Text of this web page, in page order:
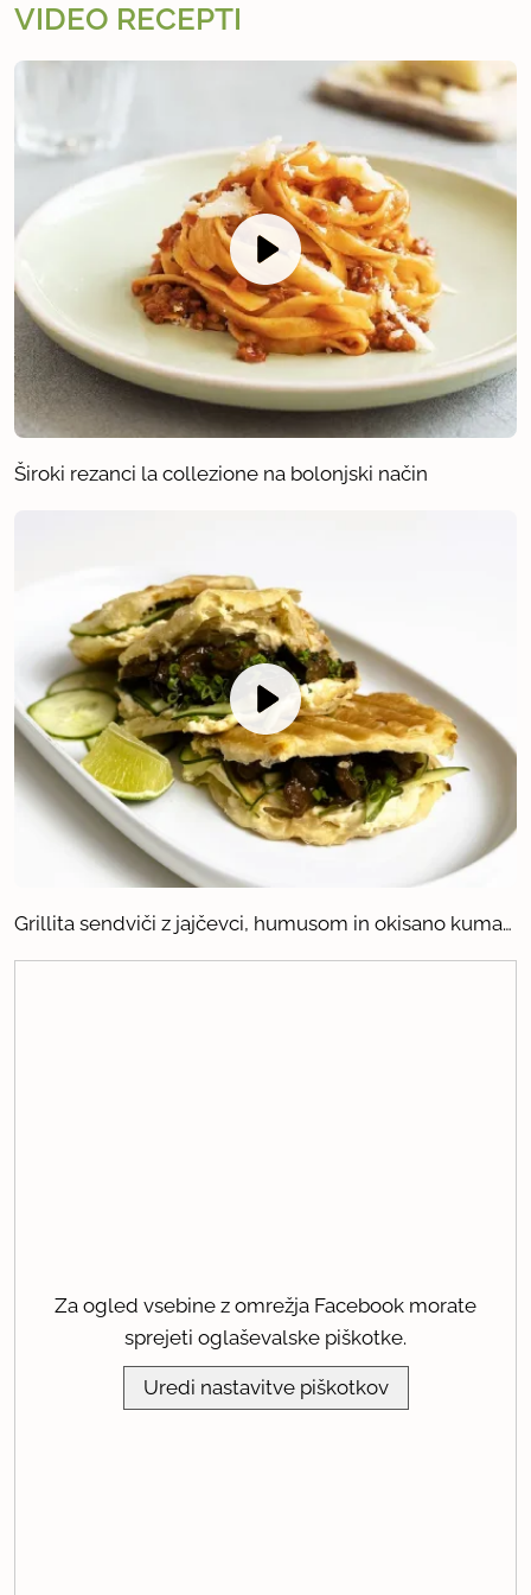
VIDEO RECEPTI
Široki rezanci la collezione na bolonjski način
Grillita sendviči z jajčevci, humusom in okisano kumaro
Za ogled vsebine z omrežja Facebook morate
sprejeti oglaševalske piškotke.
Uredi nastavitve piškotkov